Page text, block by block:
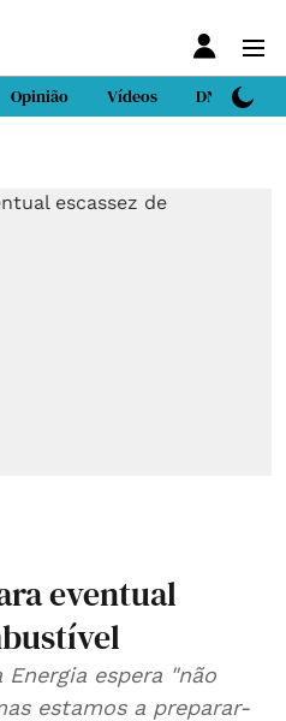
Opinião Vídeos DN Sport
eventual
espera "não
estamos a preparar-